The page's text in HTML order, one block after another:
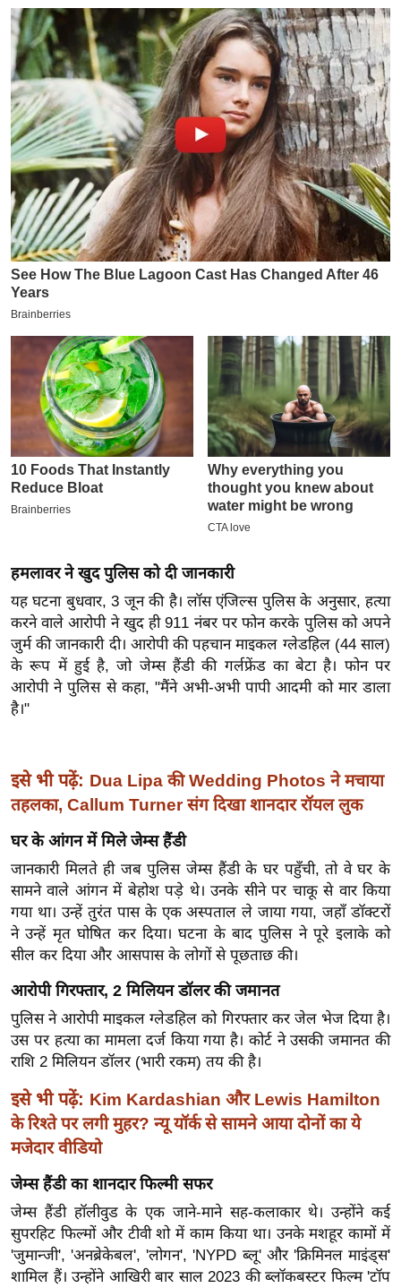
रा
य
ब
ज
ट
खे
ल
क्रि
के
ट
I
P
L
2
2
6
क्रा
इ
म
ई
प
र
मि
सा
ल
बे
ल
श
ख्सि
य
त
यं
ग
इं
डि
या
सा
हि
ज
ग
त
ऑ
टो
व
र्ल्ड
न्यू
हमलावर ने खुद पुलिस को दी जानकारी
यह घटना बुधवार, 3 जून की है। लॉस एंजिल्स पुलिस के अनुसार, हत्या
करने वाले आरोपी ने खुद ही 911 नंबर पर फोन करके पुलिस को अपने
जुर्म की जानकारी दी। आरोपी की पहचान माइकल ग्लेडहिल (44 साल)
के रूप में हुई है, जो जेम्स हैंडी की गर्लफ्रेंड का बेटा है। फोन पर
आरोपी ने पुलिस से कहा, "मैंने अभी-अभी पापी आदमी को मार डाला
है।"
इसे भी पढ़ें: Dua Lipa की Wedding Photos ने मचाया
तहलका, Callum Turner संग दिखा शानदार रॉयल लुक
घर के आंगन में मिले जेम्स हैंडी
जानकारी मिलते ही जब पुलिस जेम्स हैंडी के घर पहुँची, तो वे घर के
सामने वाले आंगन में बेहोश पड़े थे। उनके सीने पर चाकू से वार किया
गया था। उन्हें तुरंत पास के एक अस्पताल ले जाया गया, जहाँ डॉक्टरों
ने उन्हें मृत घोषित कर दिया। घटना के बाद पुलिस ने पूरे इलाके को
सील कर दिया और आसपास के लोगों से पूछताछ की।
आरोपी गिरफ्तार, 2 मिलियन डॉलर की जमानत
पुलिस ने आरोपी माइकल ग्लेडहिल को गिरफ्तार कर जेल भेज दिया है।
उस पर हत्या का मामला दर्ज किया गया है। कोर्ट ने उसकी जमानत की
राशि 2 मिलियन डॉलर (भारी रकम) तय की है।
इसे भी पढ़ें: Kim Kardashian और Lewis Hamilton
के रिश्ते पर लगी मुहर? न्यू यॉर्क से सामने आया दोनों का ये
मजेदार वीडियो
जेम्स हैंडी का शानदार फिल्मी सफर
जेम्स हैंडी हॉलीवुड के एक जाने-माने सह-कलाकार थे। उन्होंने कई
सुपरहिट फिल्मों और टीवी शो में काम किया था। उनके मशहूर कामों में
'जुमान्जी', 'अनब्रेकेबल', 'लोगन', 'NYPD ब्लू' और 'क्रिमिनल माइंड्स'
शामिल हैं। उन्होंने आखिरी बार साल 2023 की ब्लॉकबस्टर फिल्म 'टॉप